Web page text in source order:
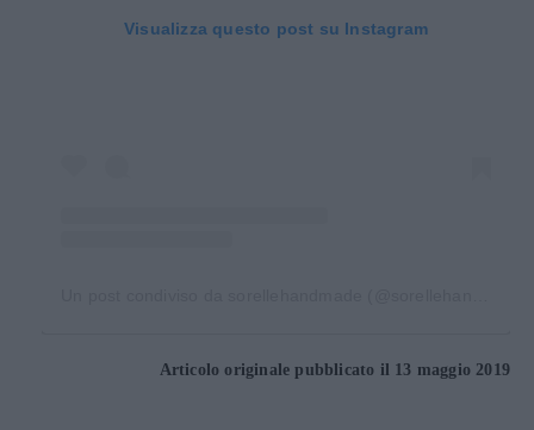
Visualizza questo post su Instagram
Articolo originale pubblicato il 13 maggio 2019